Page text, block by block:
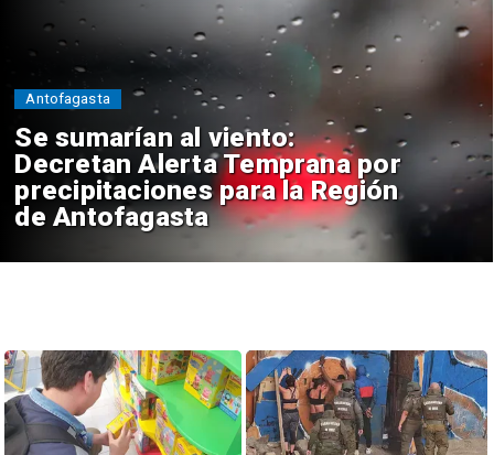
Se sumarían al viento:
Decretan Alerta Temprana por
precipitaciones para la Región
de Antofagasta
Antofagasta